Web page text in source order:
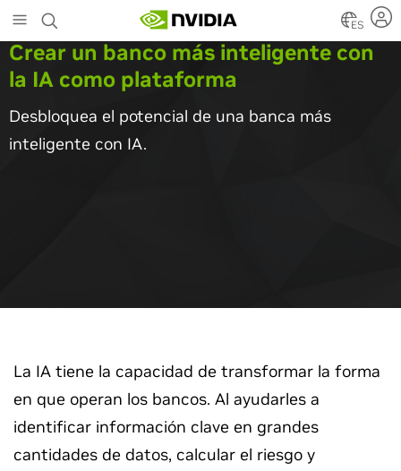
to
main
content
ES
Crear un banco más inteligente con
la IA como plataforma
Desbloquea el potencial de una banca más
inteligente con IA.
La IA tiene la capacidad de transformar la forma
en que operan los bancos. Al ayudarles a
identificar información clave en grandes
cantidades de datos, calcular el riesgo y